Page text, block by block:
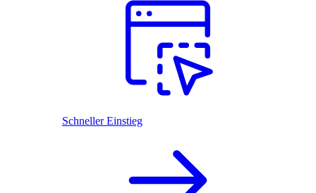
Schneller Einstieg